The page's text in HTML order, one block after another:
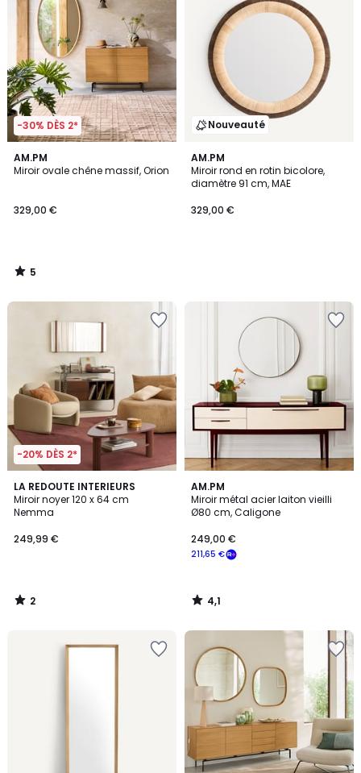
-30% DÈS 2*
AM.PM
Miroir ovale chêne massif, Orion
329,00 €
5
/
5
/
Nouveauté
AM.PM
Miroir rond en rotin bicolore,
diamètre 91 cm, MAE
329,00 €
-20% DÈS 2*
LA REDOUTE INTERIEURS
Miroir noyer 120 x 64 cm
Nemma
249,99 €
2
/
5
2
/
AM.PM
Miroir métal acier laiton vieilli
Ø80 cm, Caligone
211,65 €
249,00 €
4,1
/ 5
4,1
/